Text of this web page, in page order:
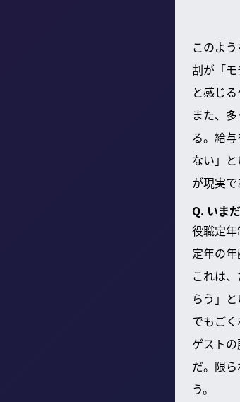
このよ
割が「
と感じ
また、
る。給
ない」
が現実で
Q. いま
役職定
定年の
これは
らう」
でもごく
ゲスト
だ。限
う。